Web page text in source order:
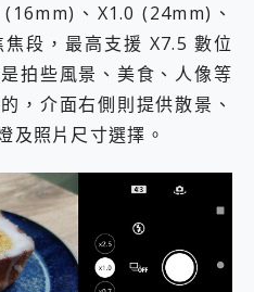
、X1.0 (24mm)、
段，最高支援 X7.5 數位
拍些風景、美食、人像等
，介面右側則提供散景、
及照片尺寸選擇。